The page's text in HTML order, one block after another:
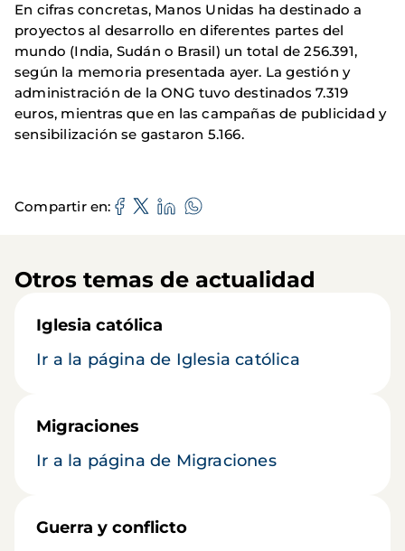
En cifras concretas, Manos Unidas ha destinado a
proyectos al desarrollo en diferentes partes del
mundo (India, Sudán o Brasil) un total de 256.391,
según la memoria presentada ayer. La gestión y
administración de la ONG tuvo destinados 7.319
euros, mientras que en las campañas de publicidad y
sensibilización se gastaron 5.166.
Compartir en
Otros temas de actualidad
Iglesia católica
Ir a la página de Iglesia católica
Migraciones
Ir a la página de Migraciones
Guerra y conflicto